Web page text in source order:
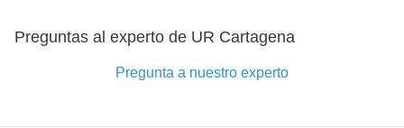
Preguntas al experto de UR Cartagena
Pregunta a nuestro experto